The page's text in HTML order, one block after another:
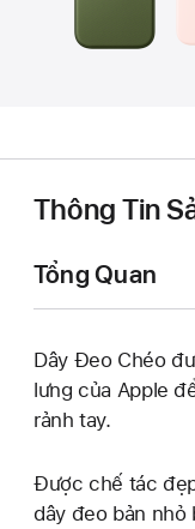
Thông Tin
Tổng Quan
Dây Đeo Chéo
lưng của Apple
rảnh tay.
Được chế tác
dây đeo bản nhỏ